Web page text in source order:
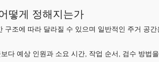
떻게 정해지는가
구조에 따라 달라질 수 있으며 일반적인 주거 공
다 예상 인원과 소요 시간, 작업 순서, 검수 방법